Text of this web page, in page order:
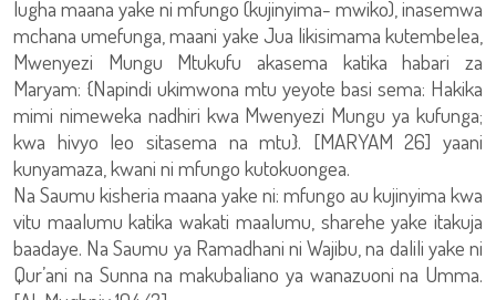
lugha maana yake ni mfungo (kujinyima- mwiko), inasemwa
mchana umefunga, maani yake Jua likisimama kutembelea,
Mwenyezi Mungu Mtukufu akasema katika habari za
Maryam: {Napindi ukimwona mtu yeyote basi sema: Hakika
mimi nimeweka nadhiri kwa Mwenyezi Mungu ya kufunga;
kwa hivyo leo sitasema na mtu}. [MARYAM 26] yaani
kunyamaza, kwani ni mfungo kutokuongea.
Na Saumu kisheria maana yake ni: mfungo au kujinyima kwa
vitu maalumu katika wakati maalumu, sharehe yake itakuja
baadaye. Na Saumu ya Ramadhani ni Wajibu, na dalili yake ni
Qur’ani na Sunna na makubaliano ya wanazuoni na Umma.